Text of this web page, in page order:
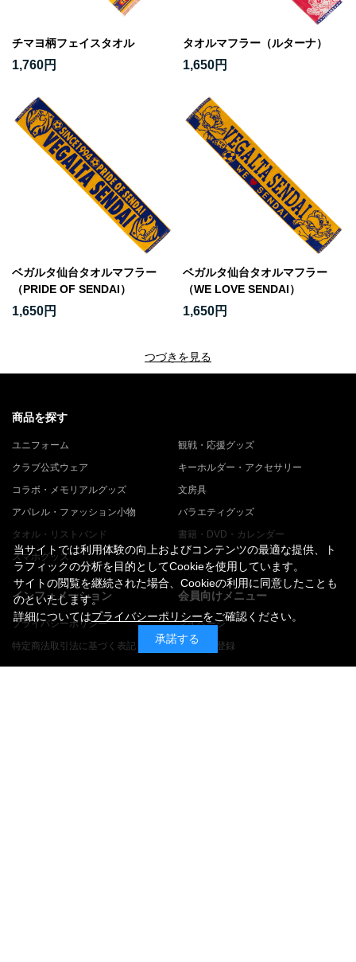
チマヨ柄フェイスタオル
1,760円
タオルマフラー（ルターナ）
1,650円
ベガルタ仙台タオルマフラー
（PRIDE OF SENDAI）
1,650円
ベガルタ仙台タオルマフラー
（WE LOVE SENDAI）
1,650円
つづきを見る
商品を探す
ユニフォーム
観戦・応援グッズ
クラブ公式ウェア
キーホルダー・アクセサリー
コラボ・メモリアルグッズ
文房具
アパレル・ファッション小物
バラエティグッズ
タオル・リストバンド
書籍・DVD・カレンダー
スマホグッズ
インフォメーション
プライバシーポリシー
特定商法取引法に基づく表記
会員向けメニュー
マイページ
メルマガ登録
当サイトでは利用体験の向上およびコンテンツの最適な提供、ト
ラフィックの分析を目的としてCookieを使用しています。
サイトの閲覧を継続された場合、Cookieの利用に同意したことも
のといたします。
詳細についてはプライバシーポリシーをご確認ください。
承諾する